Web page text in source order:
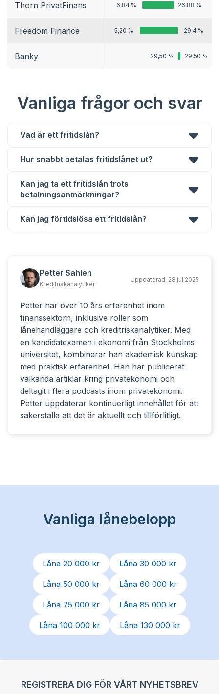
Thorn PrivatFinans 6,84 % 26,88 %
Freedom Finance 5,20 % 29,4 %
Banky 29,50 % 29,50 %
Vanliga frågor och svar
Vad är ett fritidslån?
Hur snabbt betalas fritidslånet ut?
Kan jag ta ett fritidslån trots
betalningsanmärkningar?
Kan jag förtidslösa ett fritidslån?
Petter Sahlen
Kreditriskanalytiker
Uppdaterad: 28 jul 2025
Petter har över 10 års erfarenhet inom
finanssektorn, inklusive roller som
lånehandläggare och kreditriskanalytiker. Med
en kandidatexamen i ekonomi från Stockholms
universitet, kombinerar han akademisk kunskap
med praktisk erfarenhet. Han har publicerat
välkända artiklar kring privatekonomi och
deltagit i flera podcasts inom privatekonomi.
Petter uppdaterar kontinuerligt innehållet för att
säkerställa att det är aktuellt och tillförlitligt.
Vanliga lånebelopp
Låna 20 000 kr Låna 30 000 kr
Låna 50 000 kr Låna 60 000 kr
Låna 75 000 kr Låna 85 000 kr
Låna 100 000 kr Låna 130 000 kr
REGISTRERA DIG FÖR VÅRT NYHETSBREV